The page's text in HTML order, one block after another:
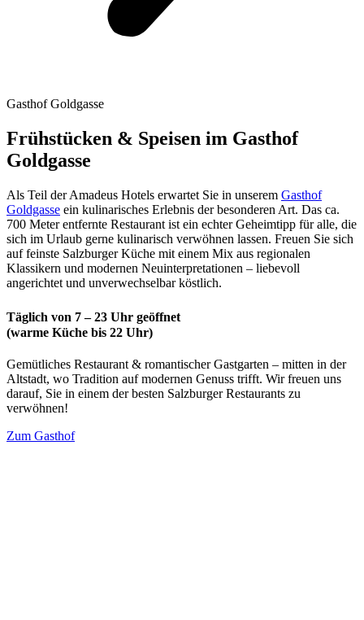
Gasthof Goldgasse
Frühstücken & Speisen im Gasthof
Goldgasse
Als Teil der Amadeus Hotels erwartet Sie in unserem Gasthof
Goldgasse ein kulinarisches Erlebnis der besonderen Art. Das ca.
700 Meter entfernte Restaurant ist ein echter Geheimtipp für alle, die
sich im Urlaub gerne kulinarisch verwöhnen lassen. Freuen Sie sich
auf feinste Salzburger Küche mit einem Mix aus regionalen
Klassikern und modernen Neuinterpretationen – liebevoll
angerichtet und unverwechselbar köstlich.
Täglich von 7 – 23 Uhr geöffnet
(warme Küche bis 22 Uhr)
Gemütliches Restaurant & romantischer Gastgarten – mitten in der
Altstadt, wo Tradition auf modernen Genuss trifft. Wir freuen uns
darauf, Sie in einem der besten Salzburger Restaurants zu
verwöhnen!
Zum Gasthof